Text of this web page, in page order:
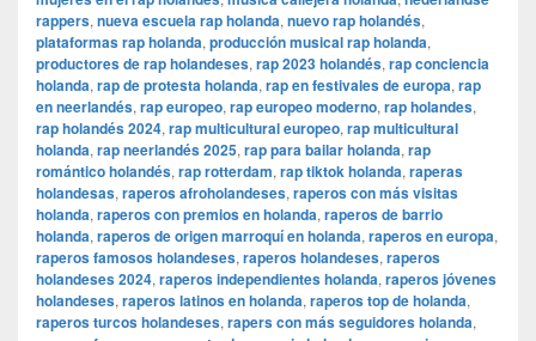
rappers, nueva escuela rap holanda, nuevo rap holandés,
plataformas rap holanda, producción musical rap holanda,
productores de rap holandeses, rap 2023 holandés, rap conciencia
holanda, rap de protesta holanda, rap en festivales de europa, rap
en neerlandés, rap europeo, rap europeo moderno, rap holandes,
rap holandés 2024, rap multicultural europeo, rap multicultural
holanda, rap neerlandés 2025, rap para bailar holanda, rap
romántico holandés, rap rotterdam, rap tiktok holanda, raperas
holandesas, raperos afroholandeses, raperos con más visitas
holanda, raperos con premios en holanda, raperos de barrio
holanda, raperos de origen marroquí en holanda, raperos en europa,
raperos famosos holandeses, raperos holandeses, raperos
holandeses 2024, raperos independientes holanda, raperos jóvenes
holandeses, raperos latinos en holanda, raperos top de holanda,
raperos turcos holandeses, rapers con más seguidores holanda,